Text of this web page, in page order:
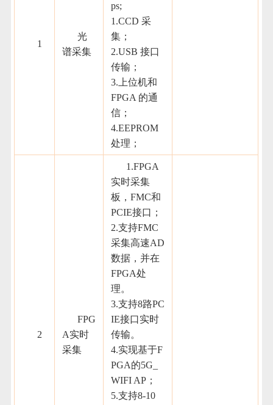
1
光
谱采集
ps;
1.CCD 采
集；
2.USB 接口
传输；
3.上位机和
FPGA 的通
信；
4.EEPROM
处理；
2
FPG
A实时
采集
1.FPGA
实时采集
板，FMC和
PCIE接口；
2.支持FMC
采集高速AD
数据，并在
FPGA处
理。
3.支持8路PC
IE接口实时
传输。
4.实现基于F
PGA的5G_
WIFI AP；
5.支持8-10